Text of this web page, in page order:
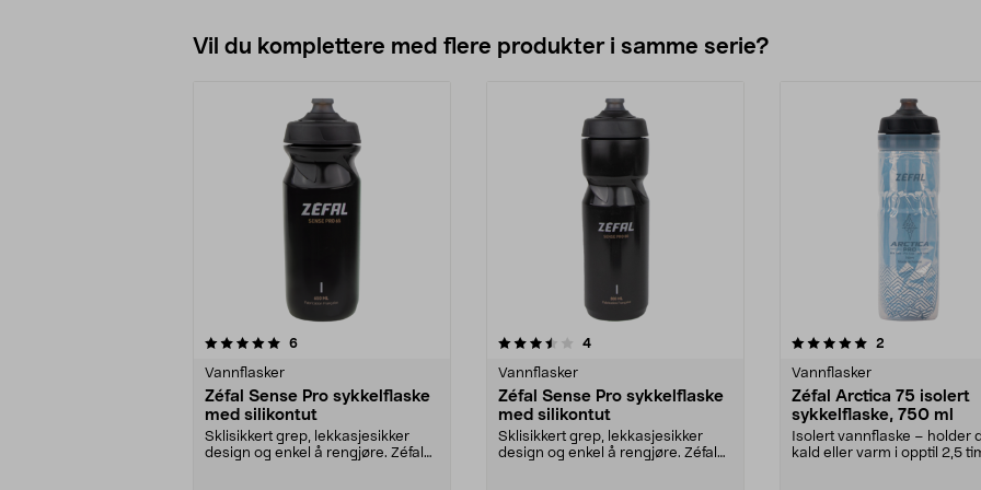
Vil du komplettere med flere produkter i samme serie?
6anmeldelser
Vannflasker
Zéfal Sense Pro sykkelflaske
med silikontut
Sklisikkert grep, lekkasjesikker
design og enkel å rengjøre. Zéfal
3.5av 5 stjerner 4anmeldelser
Vannflasker
Zéfal Sense Pro sykkelflaske
med silikontut
Sklisikkert grep, lekkasjesikker
design og enkel å rengjøre. Zéfal
5.0av 5 stjerner 2
Vannflasker
Zéfal Arctica 75 isolert
sykkelflaske, 750 ml
Isolert vannflaske – holder
kald eller varm i opptil 2,5